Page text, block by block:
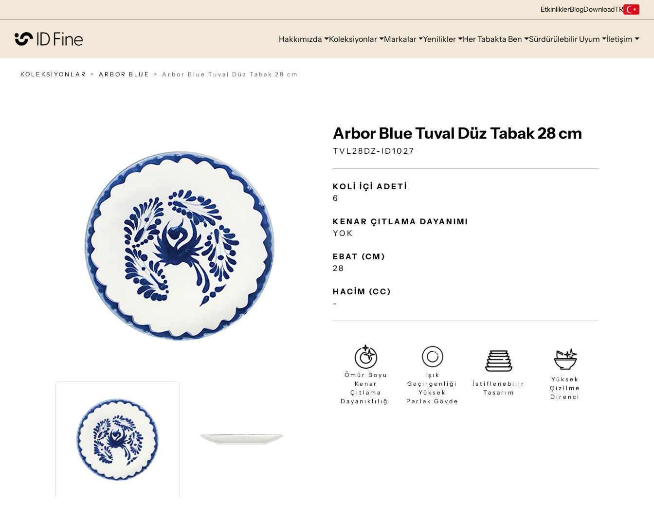
EtkinliklerBlogDownloadTR
Hakkımızda Koleksiyonlar Markalar Yenilikler Her Tabakta Ben Sürdürülebilir Uyum İletişim
KOLEKSİYONLAR ARBOR BLUE Arbor Blue Tuval Düz Tabak 28 cm
Arbor Blue Tuval Düz Tabak 28 cm
TVL28DZ-ID1027
KOLİ İÇİ ADETİ
6
KENAR ÇITLAMA DAYANIMI
YOK
EBAT (CM)
28
HACİM (CC)
-
Ömür Boyu
Kenar
Çıtlama
Dayanıklılığı
Işık
Geçirgenliği
Yüksek
Parlak Gövde
İstiflenebilir
Tasarım
Yüksek
Çizilme
Direnci